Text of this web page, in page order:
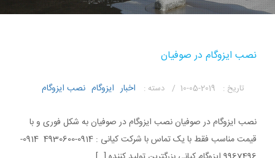
نصب ایزوگام در صوفیان
تاریخ : دسته : اخبار ایزوگام نصب ایزوگام
نصب ایزوگام در صوفیان نصب ایزوگام در صوفیان به شکل فوری و با
قیمت مناسب فقط با یک تماس با شرکت کیانی : 0914-4930600 0914-